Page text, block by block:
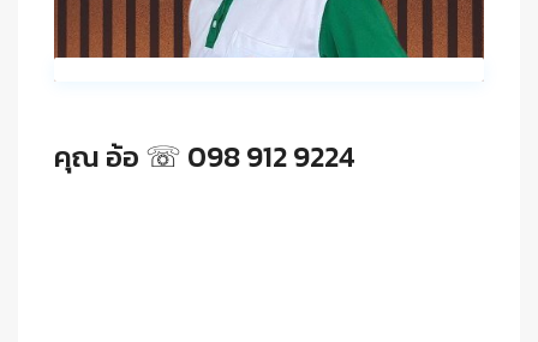
คุณ อ้อ ☏ 098 912 9224